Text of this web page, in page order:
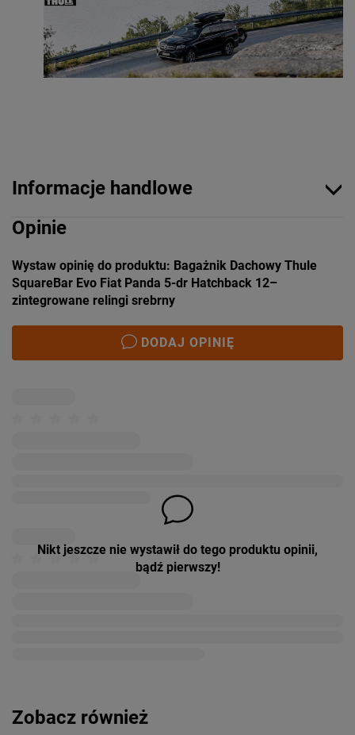
Informacje handlowe
Opinie
Wystaw opinię do produktu: Bagażnik Dachowy Thule
SquareBar Evo Fiat Panda 5-dr Hatchback 12–
zintegrowane relingi srebrny
DODAJ OPINIĘ
Nikt jeszcze nie wystawił do tego produktu opinii,
bądź pierwszy!
Zobacz również